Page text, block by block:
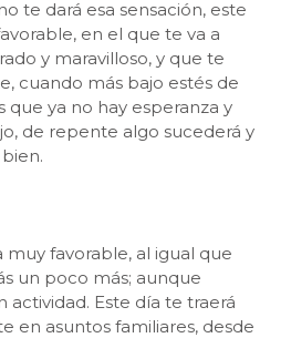
te dará esa sensación, este
en el que te va a
y maravilloso, y que te
cuando más bajo estés de
que ya no hay esperanza y
de repente algo sucederá y
muy favorable, al igual que
un poco más; aunque
actividad. Este día te traerá
en asuntos familiares, desde